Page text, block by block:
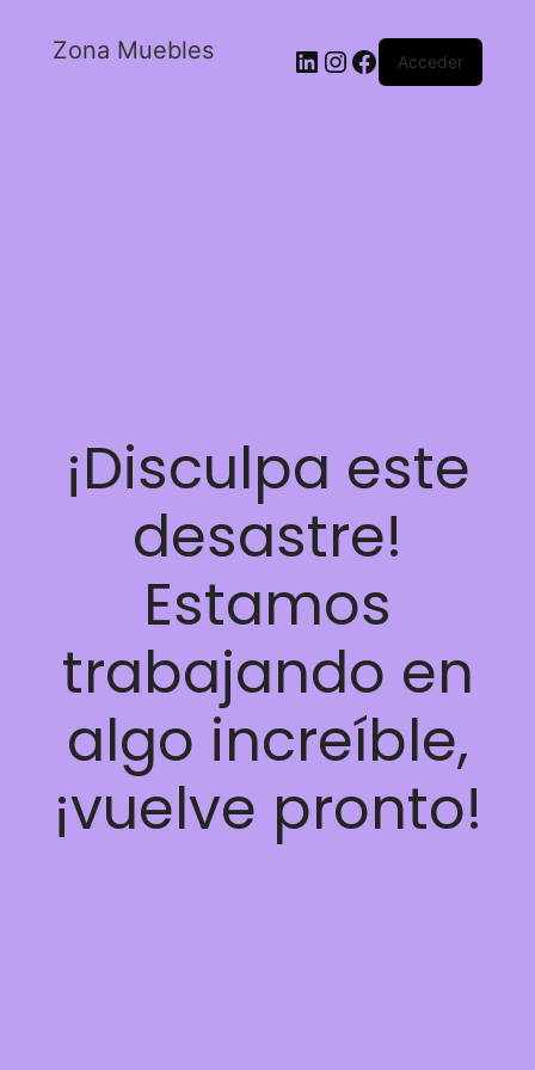
Zona Muebles Acceder
¡Disculpa este
desastre!
Estamos
trabajando en
algo increíble,
¡vuelve pronto!